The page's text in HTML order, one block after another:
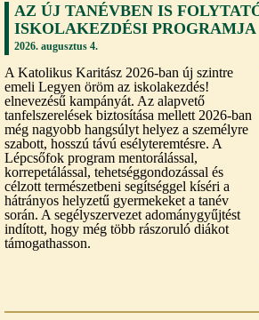
AZ ÚJ TANÉVBEN IS
ISKOLAKEZDÉSI PROGRAMJA
2026. augusztus 4.
A Katolikus Karitász 2026-ban új szintre
emeli Legyen öröm az iskolakezdés!
elnevezésű kampányát. Az alapvető
tanfelszerelések biztosítása mellett 2026-ban
még nagyobb hangsúlyt helyez a személyre
szabott, hosszú távú esélyteremtésre. A
Lépcsőfok program mentorálással,
korrepetálással, tehetséggondozással és
célzott természetbeni segítséggel kíséri a
hátrányos helyzetű gyermekeket a tanév
során. A segélyszervezet adománygyűjtést
indított, hogy még több rászoruló diákot
támogathasson.